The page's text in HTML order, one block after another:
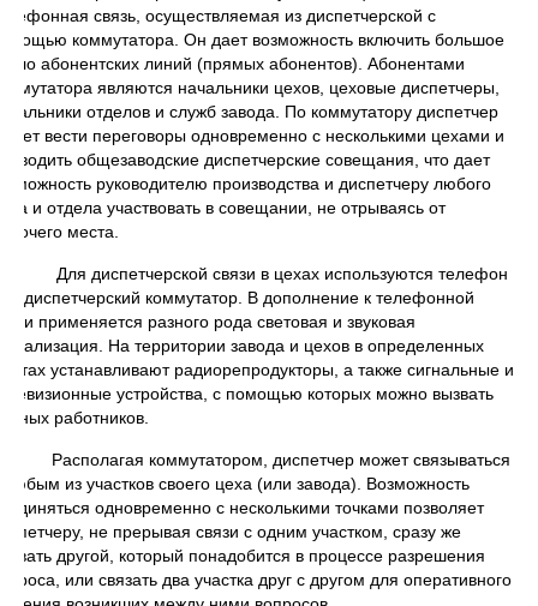
связь, осуществляемая из диспетчерской с
коммутатора. Он дает возможность включить большое
абонентских линий (прямых абонентов). Абонентами
являются начальники цехов, цеховые диспетчеры,
отделов и служб завода. По коммутатору диспетчер
вести переговоры одновременно с несколькими цехами и
общезаводские диспетчерские совещания, что дает
руководителю производства и диспетчеру любого
и отдела участвовать в совещании, не отрываясь от
места.
Для диспетчерской связи в цехах используются телефон
диспетчерский коммутатор. В дополнение к телефонной
применяется разного рода световая и звуковая
На территории завода и цехов в определенных
устанавливают радиорепродукторы, а также сигнальные и
устройства, с помощью которых можно вызвать
работников.
Располагая коммутатором, диспетчер может связываться
любым из участков своего цеха (или завода). Возможность
одновременно с несколькими точками позволяет
не прерывая связи с одним участком, сразу же
другой, который понадобится в процессе разрешения
или связать два участка друг с другом для оперативного